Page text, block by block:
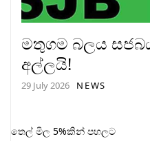
මතුගම බලය
අල්ලයි!
29 July 2026 NEWS
තෙල් මිල 5%කින් පහලට